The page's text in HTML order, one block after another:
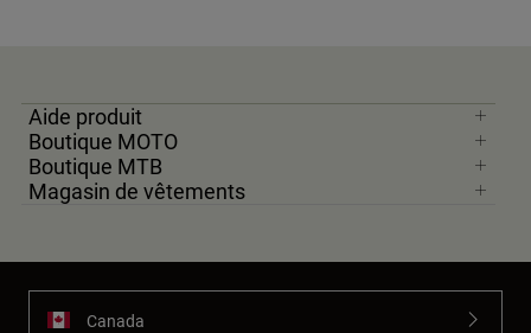
Aide produit
Boutique MOTO
Boutique MTB
Magasin de vêtements
Canada